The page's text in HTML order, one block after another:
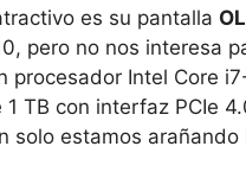
es su pantalla
pero no nos interesa
Intel Core
TB con interfaz PCIe
solo estamos arañando